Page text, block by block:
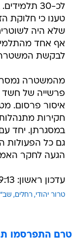
לכ-30
טענו כי חלוקת
שלא היה
אף אחד
לבקשת
מהמשטרה נמסר
פרשייה של חשד
איסור פרסום.
חקירות
במסגרתן. יחד
גם כל
הגעה לחקר
עדכון ראשון: 09:13
טרור יהודי רחלים
טרם התפרסמו